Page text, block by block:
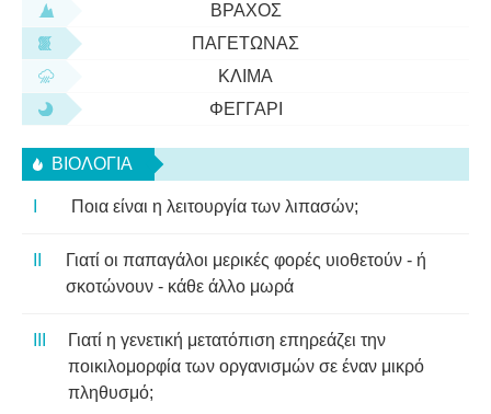
ΒΡΆΧΟΣ
ΠΑΓΕΤΏΝΑΣ
ΚΛΊΜΑ
ΦΕΓΓΆΡΙ
ΒΙΟΛΟΓΊΑ
Ποια είναι η λειτουργία των λιπασών;
Γιατί οι παπαγάλοι μερικές φορές υιοθετούν - ή
σκοτώνουν - κάθε άλλο μωρά
Γιατί η γενετική μετατόπιση επηρεάζει την
ποικιλομορφία των οργανισμών σε έναν μικρό
πληθυσμό;